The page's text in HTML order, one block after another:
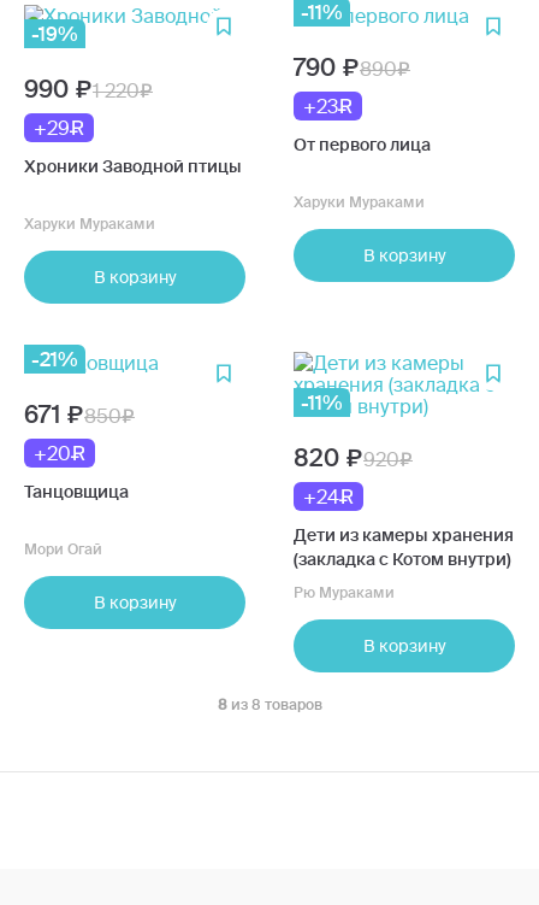
-19%
990
1 220
+29
Хроники Заводной птицы
Харуки Мураками
В корзину
-11%
790
890
+23
От первого лица
Харуки Мураками
В корзину
-21%
671
850
+20
Танцовщица
Мори Огай
В корзину
-11%
820
920
+24
Дети из камеры хранения
(закладка с Котом внутри)
Рю Мураками
В корзину
8 из 8 товаров